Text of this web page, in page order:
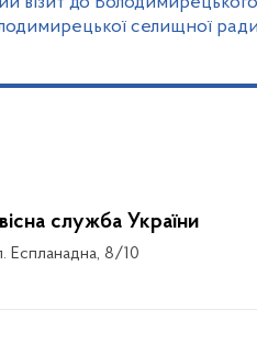
селищної ради
служба України
Еспланадна, 8/10